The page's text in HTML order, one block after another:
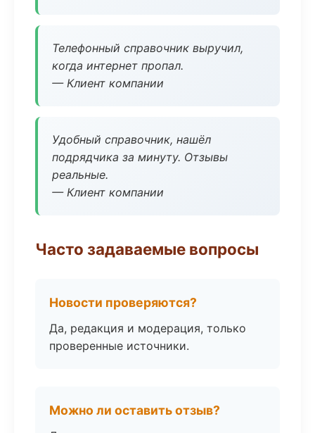
Телефонный справочник выручил,
когда интернет пропал.
— Клиент компании
Удобный справочник, нашёл
подрядчика за минуту. Отзывы
реальные.
— Клиент компании
Часто задаваемые вопросы
Новости проверяются?
Да, редакция и модерация, только
проверенные источники.
Можно ли оставить отзыв?